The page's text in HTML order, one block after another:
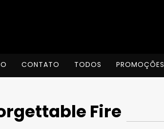
CONTATO TODOS PROMOÇÕES
Fire